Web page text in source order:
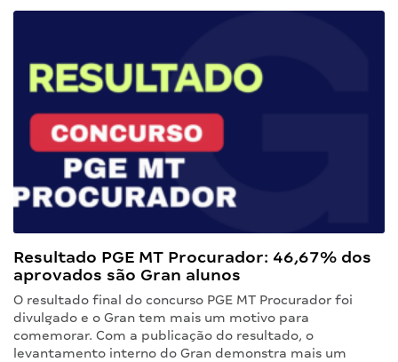
Resultado PGE MT Procurador: 46,67% dos
aprovados são Gran alunos
O resultado final do concurso PGE MT Procurador foi
divulgado e o Gran tem mais um motivo para
comemorar. Com a publicação do resultado, o
levantamento interno do Gran demonstra mais um